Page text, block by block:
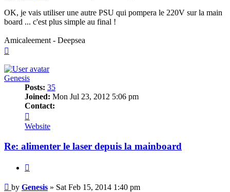
OK, je vais utiliser une autre PSU qui pompera le 220V sur la main
board ... c'est plus simple au final !
Amicaleement - Deepsea
Genesis
Posts: 35
Joined: Mon Jul 23, 2012 5:06 pm
Contact:
Genesis
Website
Re: alimenter le laser depuis la mainboard
Post
by Genesis » Sat Feb 15, 2014 1:40 pm